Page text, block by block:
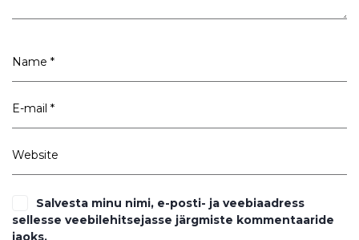
Salvesta minu nimi, e-posti- ja veebiaadress
sellesse veebilehitsejasse järgmiste kommentaaride
jaoks.